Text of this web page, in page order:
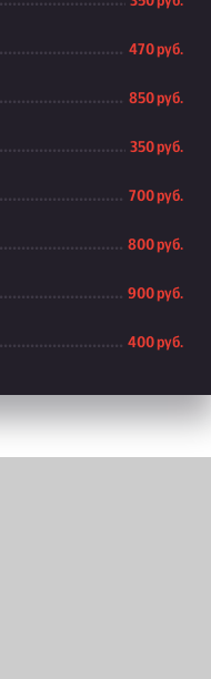
470 руб.
850 руб.
350 руб.
700 руб.
800 руб.
900 руб.
400 руб.